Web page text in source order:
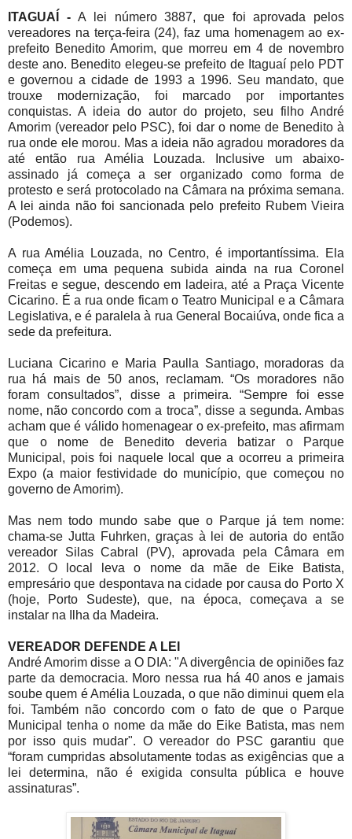
ITAGUAÍ -A lei número 3887, que foi aprovada pelos
vereadores na terça-feira (24), faz uma homenagem ao ex-
prefeito Benedito Amorim, que morreu em 4 de novembro
deste ano. Benedito elegeu-se prefeito de Itaguaí pelo PDT
e governou a cidade de 1993 a 1996. Seu mandato, que
trouxe modernização, foi marcado por importantes
conquistas. A ideia do autor do projeto, seu filho André
Amorim (vereador pelo PSC), foi dar o nome de Benedito à
rua onde ele morou. Mas a ideia não agradou moradores da
até então rua Amélia Louzada. Inclusive um abaixo-
assinado já começa a ser organizado como forma de
protesto e será protocolado na Câmara na próxima semana.
A lei ainda não foi sancionada pelo prefeito Rubem Vieira
(Podemos).
A rua Amélia Louzada, no Centro, é importantíssima. Ela
começa em uma pequena subida ainda na rua Coronel
Freitas e segue, descendo em ladeira, até a Praça Vicente
Cicarino. É a rua onde ficam o Teatro Municipal e a Câmara
Legislativa, e é paralela à rua General Bocaiúva, onde fica a
sede da prefeitura.
Luciana Cicarino e Maria Paulla Santiago, moradoras da
rua há mais de 50 anos, reclamam. “Os moradores não
foram consultados”, disse a primeira. “Sempre foi esse
nome, não concordo com a troca”, disse a segunda. Ambas
acham que é válido homenagear o ex-prefeito, mas afirmam
que o nome de Benedito deveria batizar o Parque
Municipal, pois foi naquele local que a ocorreu a primeira
Expo (a maior festividade do município, que começou no
governo de Amorim).
Mas nem todo mundo sabe que o Parque já tem nome:
chama-se Jutta Fuhrken, graças à lei de autoria do então
vereador Silas Cabral (PV), aprovada pela Câmara em
2012. O local leva o nome da mãe de Eike Batista,
empresário que despontava na cidade por causa do Porto X
(hoje, Porto Sudeste), que, na época, começava a se
instalar na Ilha da Madeira.
VEREADOR DEFENDE A LEI
André Amorim disse a O DIA: "A divergência de opiniões faz
parte da democracia. Moro nessa rua há 40 anos e jamais
soube quem é Amélia Louzada, o que não diminui quem ela
foi. Também não concordo com o fato de que o Parque
Municipal tenha o nome da mãe do Eike Batista, mas nem
por isso quis mudar". O vereador do PSC garantiu que
“foram cumpridas absolutamente todas as exigências que a
lei determina, não é exigida consulta pública e houve
assinaturas”.